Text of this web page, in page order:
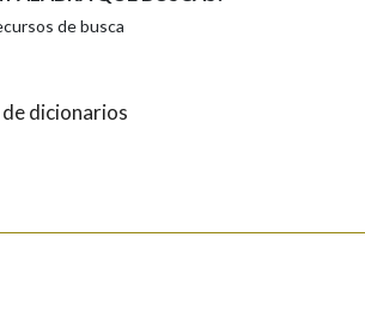
de busca
dicionarios